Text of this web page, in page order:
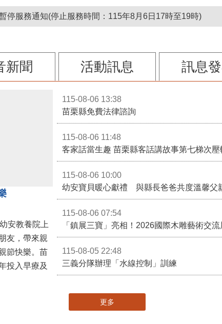
停服務通知(停止服務時間：115年8月6日17時至19時)
新聞 活動訊息 訊息
安教養院上
友，帶來親
節快樂。苗
投入早療及
115-08-06 13:38
苗栗縣免費法律諮詢
115-08-06 11:48
客家話當生趣 苗栗縣客話講故事第七梯次壓
115-08-06 10:00
幼安寶貝暖心獻禮 與縣長爸爸共度溫馨父
115-08-06 07:54
115-08-05 22:48
三義分隊辦理「水線控制」訓練
更多